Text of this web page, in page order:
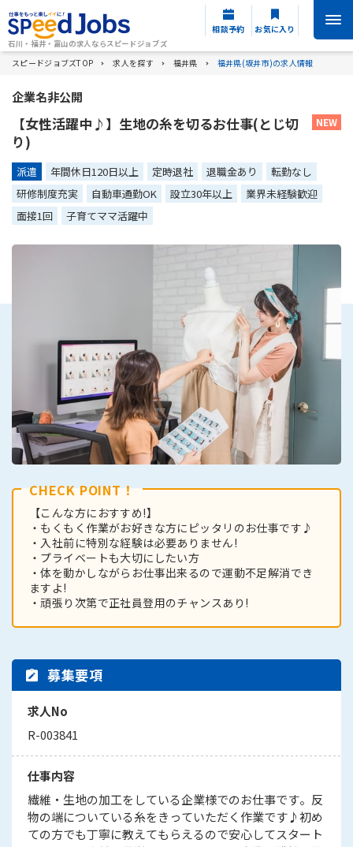
石川・福井・富山の求人ならスピードジョブズ
相談予約 お気に入り
スピードジョブズTOP 求人を探す 福井県 福井県(坂井市)の求人情報
【女性活躍中♪】生地の糸を切るお仕事(とじ切
り)
企業名非公開
派遣 年間休日120日以上 定時退社 退職金あり
転勤なし
研修制度充実
自動車通勤OK 設立30年以上
業界未経験歓迎
面接1回
子育てママ活躍中
CHECK POINT！
【こんな方におすすめ!】
・もくもく作業がお好きな方にピッタリのお仕事です♪
・入社前に特別な経験は必要ありません!
・プライベートも大切にしたい方
・体を動かしながらお仕事出来るので運動不足解消でき
ますよ!
・頑張り次第で正社員登用のチャンスあり!
募集要項
求人No
R-003841
仕事内容
繊維・生地の加工をしている企業様でのお仕事です。反
物の端についている糸をきっていただく作業です♪初め
ての方でも丁寧に教えてもらえるので安心してスタート